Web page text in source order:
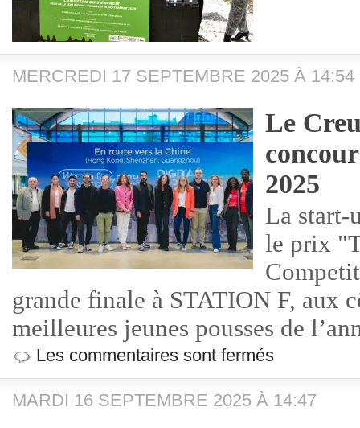
MERCREDI 17 SEPTEMBRE 2025 À 14:54
Le
2025
La start-
le prix
grande finale à STATION F, aux
meilleures jeunes pousses de
Les commentaires sont fermés
MARDI 16 SEPTEMBRE 2025 À 14:47